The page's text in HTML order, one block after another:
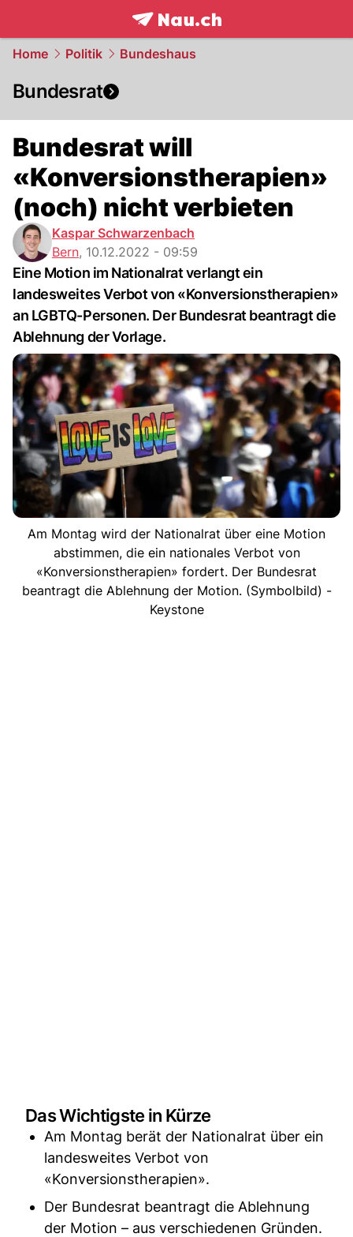
frontpage.NAU.ch
Home Politik Bundeshaus
Bundesrat
Bundesrat will
«Konversionstherapien»
(noch) nicht verbieten
Kaspar Schwarzenbach
Bern, 10.12.2022 - 09:59
Eine Motion im Nationalrat verlangt ein
landesweites Verbot von «Konversionstherapien»
an LGBTQ-Personen. Der Bundesrat beantragt die
Ablehnung der Vorlage.
Am Montag wird der Nationalrat über eine Motion
abstimmen, die ein nationales Verbot von
«Konversionstherapien» fordert. Der Bundesrat
beantragt die Ablehnung der Motion. (Symbolbild) -
Keystone
Das Wichtigste in Kürze
Am Montag berät der Nationalrat über ein
landesweites Verbot von
«Konversionstherapien».
Der Bundesrat beantragt die Ablehnung
der Motion – aus verschiedenen Gründen.